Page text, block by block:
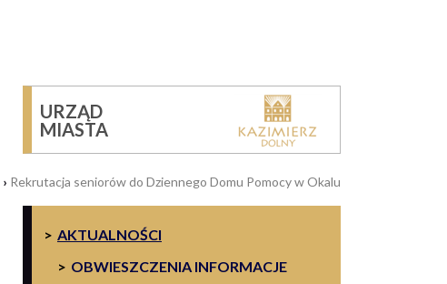
URZĄD
MIASTA
› Rekrutacja seniorów do Dziennego Domu Pomocy w Okalu
AKTUALNOŚCI
OBWIESZCZENIA INFORMACJE